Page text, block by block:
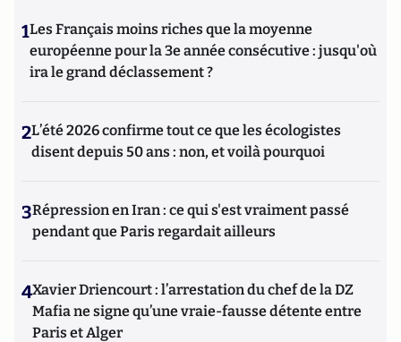
1Les Français moins riches que la moyenne
européenne pour la 3e année consécutive : jusqu'où
ira le grand déclassement ?
2L’été 2026 confirme tout ce que les écologistes
disent depuis 50 ans : non, et voilà pourquoi
3Répression en Iran : ce qui s'est vraiment passé
pendant que Paris regardait ailleurs
4Xavier Driencourt : l’arrestation du chef de la DZ
Mafia ne signe qu’une vraie-fausse détente entre
Paris et Alger